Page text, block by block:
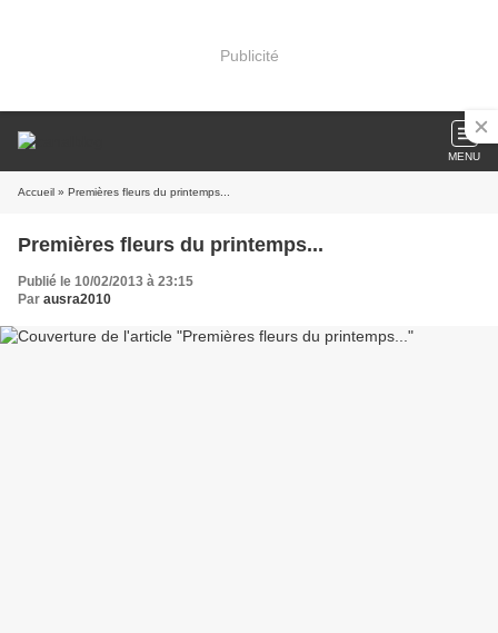
Publicité
MENU
Accueil » Premières fleurs du printemps...
Premières fleurs du printemps...
Publié le 10/02/2013 à 23:15
Par ausra2010